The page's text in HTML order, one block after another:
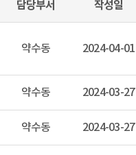
담당부서 작성일
약수동 2024-04-01
약수동 2024-03-27
약수동 2024-03-27